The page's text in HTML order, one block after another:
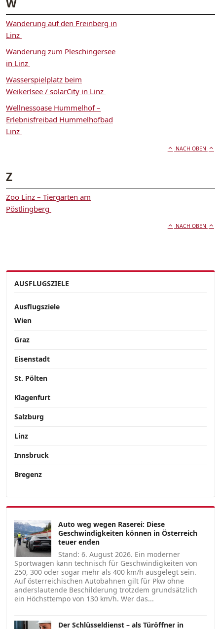
W
Wanderung auf den Freinberg in
Linz
Wanderung zum Pleschingersee
in Linz
Wasserspielplatz beim
Weikerlsee / solarCity in Linz
Wellnessoase Hummelhof –
Erlebnisfreibad Hummelhofbad
Linz
NACH OBEN
Z
Zoo Linz – Tiergarten am
Pöstlingberg
NACH OBEN
AUSFLUGSZIELE
Ausflugsziele
Wien
Graz
Eisenstadt
St. Pölten
Klagenfurt
Salzburg
Linz
Innsbruck
Bregenz
Auto weg wegen Raserei: Diese
Geschwindigkeiten können in Österreich
teuer enden
Stand: 6. August 2026. Ein moderner
Sportwagen kann technisch für Geschwindigkeiten von
250, 300 oder sogar mehr als 400 km/h ausgelegt sein.
Auf österreichischen Autobahnen gilt für Pkw ohne
anderslautende Beschilderung trotzdem grundsätzlich
ein Höchsttempo von 130 km/h. Wer das...
Der Schlüsseldienst – als Türöffner in